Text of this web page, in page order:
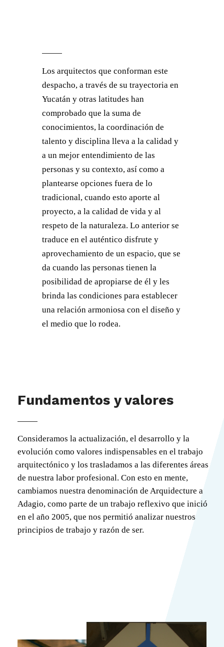
Los arquitectos que conforman este
despacho, a través de su trayectoria en
Yucatán y otras latitudes han
comprobado que la suma de
conocimientos, la coordinación de
talento y disciplina lleva a la calidad y
a un mejor entendimiento de las
personas y su contexto, así como a
plantearse opciones fuera de lo
tradicional, cuando esto aporte al
proyecto, a la calidad de vida y al
respeto de la naturaleza. Lo anterior se
traduce en el auténtico disfrute y
aprovechamiento de un espacio, que se
da cuando las personas tienen la
posibilidad de apropiarse de él y les
brinda las condiciones para establecer
una relación armoniosa con el diseño y
el medio que lo rodea.
Fundamentos y valores
Consideramos la actualización, el desarrollo y la
evolución como valores indispensables en el trabajo
arquitectónico y los trasladamos a las diferentes áreas
de nuestra labor profesional. Con esto en mente,
cambiamos nuestra denominación de Arquidecture a
Adagio, como parte de un trabajo reflexivo que inició
en el año 2005, que nos permitió analizar nuestros
principios de trabajo y razón de ser.